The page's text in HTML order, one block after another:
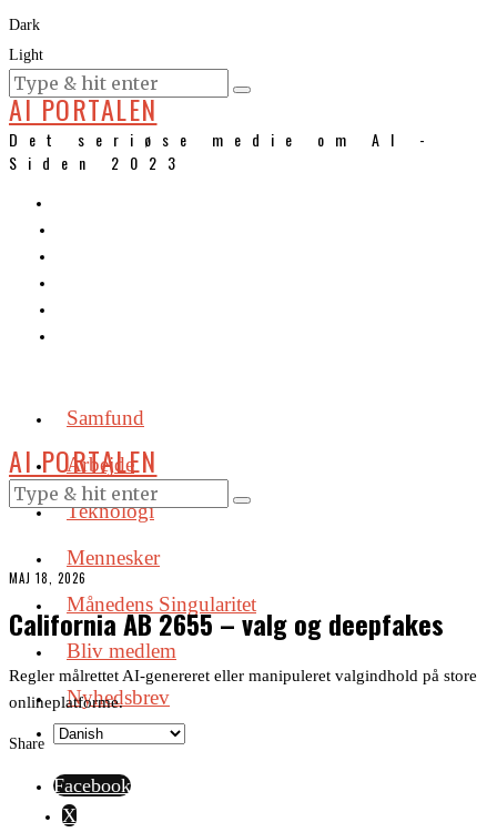
Dark
Light
KURSER
AI PORTALEN
Det seriøse medie om AI -
Siden 2023
Samfund
Arbejde
Teknologi
Mennesker
Månedens Singularitet
Bliv medlem
Nyhedsbrev
AI PORTALEN
MAJ 18, 2026
California AB 2655 – valg og deepfakes
Regler målrettet AI-genereret eller manipuleret valgindhold på store
onlineplatforme.
Share
Facebook
X